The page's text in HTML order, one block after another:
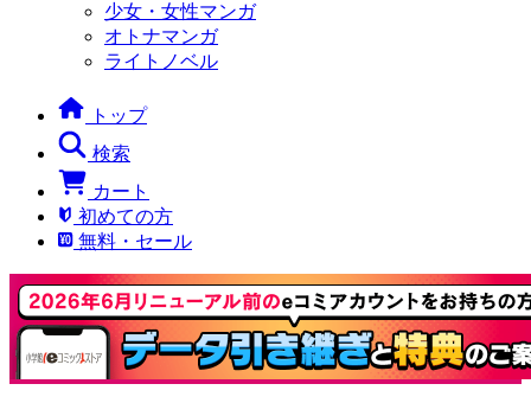
少女・女性マンガ
オトナマンガ
ライトノベル
トップ
検索
カート
初めての方
無料・セール